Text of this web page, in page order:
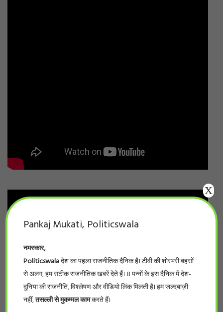
Pankaj Mukati, Politicswala
नमस्कार,
Politicswalaदेश का पहला राजनीतिक दैनिक है। टीवी की शोरभरी बहसों
से अलग, हम सटीक राजनीतिक खबरें देते हैं। 8 पन्नों के इस दैनिक में देश-
दुनिया की राजनीति, विश्लेषण और वीडियो लिंक मिलती है। हम जल्दबाज़ी
नहीं,तसल्ली से मुकम्मल कामकरते हैं।
X